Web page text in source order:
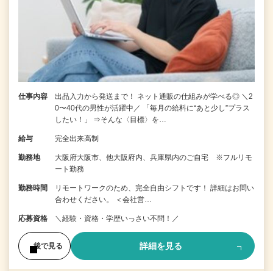
仕事内容
出品入力から発送まで！ ネット通販の仕組みが学べる◎ ＼2
0〜40代の男性が活躍中／ 「毎月の給料に“あと少し”プラス
したい！」 ⇒そんな〈目標〉を…
給与 完全出来高制
勤務地
大阪府大阪市、他大阪府内、兵庫県内のご自宅 ※フルリモ
ート勤務
勤務時間
リモートワークのため、完全自由シフトです！ 詳細はお問い
合わせください。 ＜会社営…
応募資格 ＼経験・資格・学歴いっさい不問！／
後で見る 詳細を見る